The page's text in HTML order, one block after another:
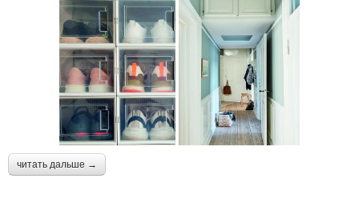
читать дальше →